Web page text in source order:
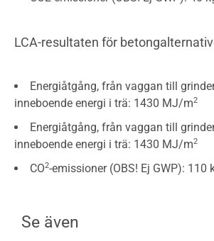
LCA-resultaten för
Energiåtgång, från vaggan till
inneboende energi i trä: 1430 MJ/m2
Energiåtgång, från vaggan till
inneboende energi i trä: 1430 MJ/m2
CO2-emissioner (OBS! Ej GWP): 110
Se även